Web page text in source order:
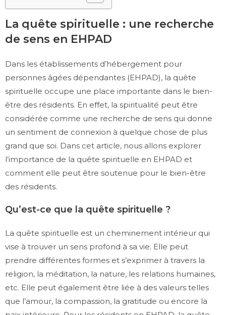
La quête spirituelle : une recherche
de sens en EHPAD
Dans les établissements d’hébergement pour
personnes âgées dépendantes (EHPAD), la quête
spirituelle occupe une place importante dans le bien-
être des résidents. En effet, la spiritualité peut être
considérée comme une recherche de sens qui donne
un sentiment de connexion à quelque chose de plus
grand que soi. Dans cet article, nous allons explorer
l’importance de la quête spirituelle en EHPAD et
comment elle peut être soutenue pour le bien-être
des résidents.
Qu’est-ce que la quête spirituelle ?
La quête spirituelle est un cheminement intérieur qui
vise à trouver un sens profond à sa vie. Elle peut
prendre différentes formes et s’exprimer à travers la
religion, la méditation, la nature, les relations humaines,
etc. Elle peut également être liée à des valeurs telles
que l’amour, la compassion, la gratitude ou encore la